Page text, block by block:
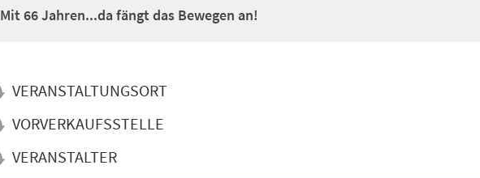
Mit 66 Jahren...da fängt das Bewegen an!
VERANSTALTUNGSORT
VORVERKAUFSSTELLE
VERANSTALTER